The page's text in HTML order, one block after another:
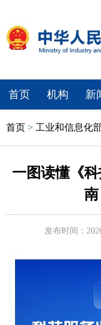
首页 机构 新
首页 > 工业和信息化
一图读懂《
南
发布时间：